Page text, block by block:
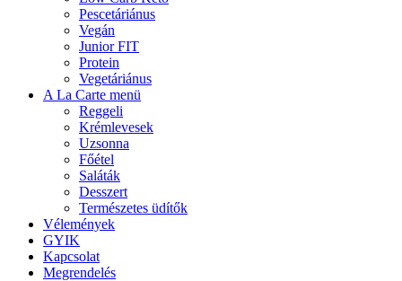
Pescetáriánus
Vegán
Junior FIT
Protein
Vegetáriánus
A La Carte menü
Reggeli
Krémlevesek
Uzsonna
Főétel
Saláták
Desszert
Természetes üdítők
Vélemények
GYIK
Kapcsolat
Megrendelés